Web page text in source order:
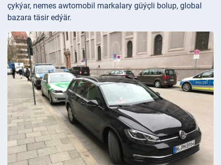
çykýar, nemes awtomobil markalary güýçli bolup, global
bazara täsir edýär.